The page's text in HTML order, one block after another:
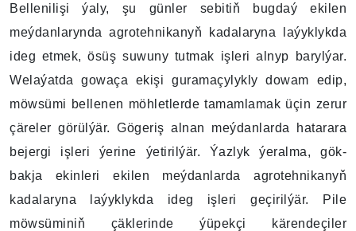
Bellenilişi ýaly, şu günler sebitiň bugdaý ekilen
meýdanlarynda agrotehnikanyň kadalaryna laýyklykda
ideg etmek, ösüş suwuny tutmak işleri alnyp barylýar.
Welaýatda gowaça ekişi guramaçylykly dowam edip,
möwsümi bellenen möhletlerde tamamlamak üçin zerur
çäreler görülýär. Gögeriş alnan meýdanlarda hatarara
bejergi işleri ýerine ýetirilýär. Ýazlyk ýeralma, gök-
bakja ekinleri ekilen meýdanlarda agrotehnikanyň
kadalaryna laýyklykda ideg işleri geçirilýär. Pile
möwsüminiň çäklerinde ýüpekçi kärendeçiler